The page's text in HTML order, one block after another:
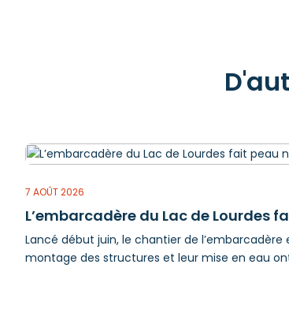
7 AOÛT 2026
L’embarcadère du Lac de Lourdes
Lancé début juin, le chantier de
montage des structures et leur mise en eau